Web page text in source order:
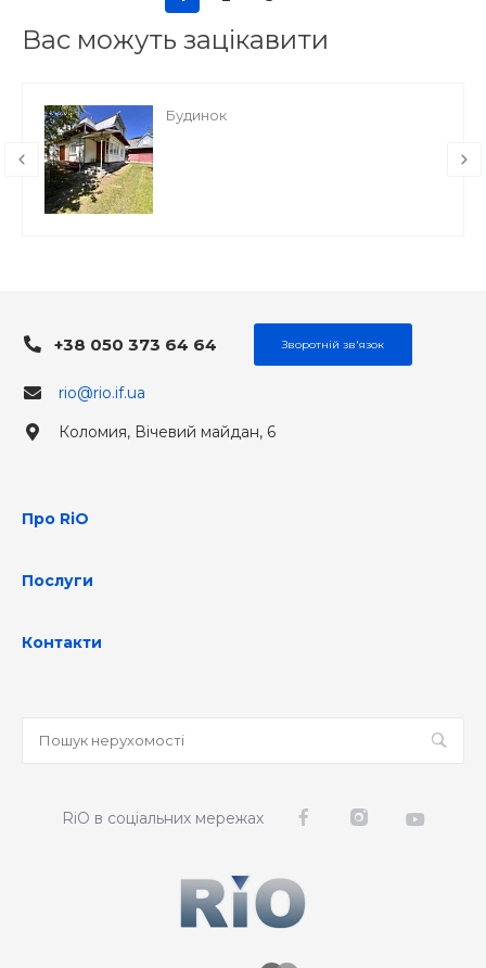
Вас можуть зацікавити
Будинок
+38 050 373 64 64 Зворотній зв'язок
rio@rio.if.ua
Коломия, Вічевий майдан, 6
Про RiO
Послуги
Контакти
RiO в соціальних мережах